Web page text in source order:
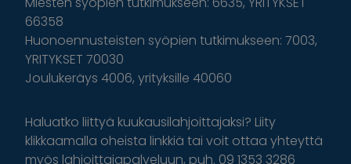
66358
Huonoennusteisten syöpien tutkimukseen: 7003,
YRITYKSET 70030
Joulukeräys 4006, yrityksille 40060
Haluatko liittyä kuukausilahjoittajaksi? Liity
klikkaamalla oheista linkkiä tai voit ottaa yhteyttä
myös lahjoittajapalveluun, puh. 09 1353 3286